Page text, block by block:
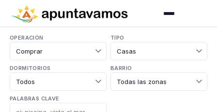
OPERACIÓN TIPO
DORMITORIOS BARRIO
PALABRAS CLAVE